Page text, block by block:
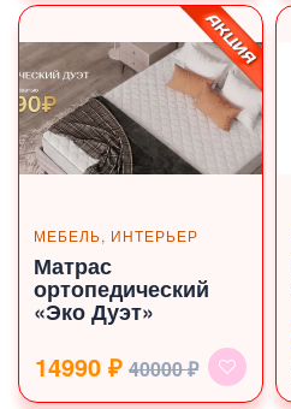
МЕБЕЛЬ, ИНТЕРЬЕР
Матрас
ортопедический
«Эко Дуэт»
14990 ₽ 40000 ₽